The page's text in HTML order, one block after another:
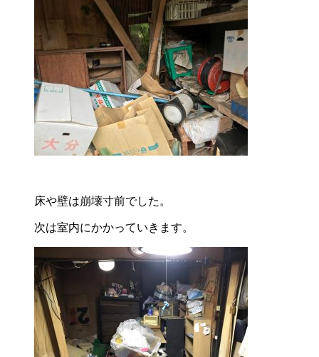
床や壁は崩壊寸前でした。
次は室内にかかっていきます。